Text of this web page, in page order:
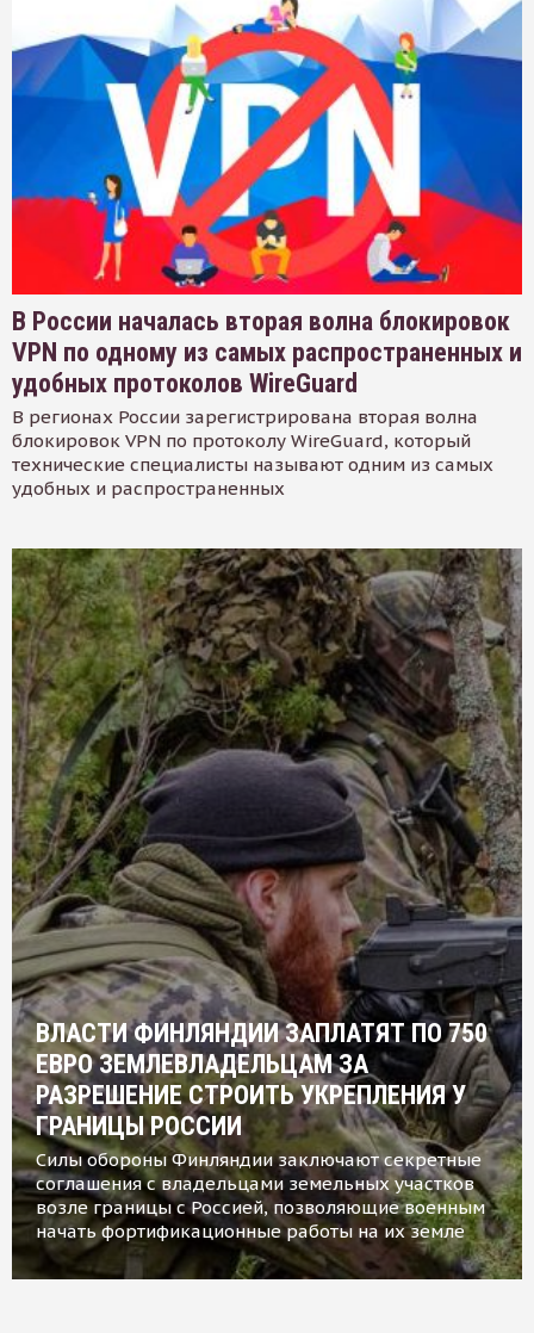
В России началась вторая волна блокировок
VPN по одному из самых распространенных и
удобных протоколов WireGuard
В регионах России зарегистрирована вторая волна
блокировок VPN по протоколу WireGuard, который
технические специалисты называют одним из самых
удобных и распространенных
ВЛАСТИ ФИНЛЯНДИИ ЗАПЛАТЯТ ПО 750
ЕВРО ЗЕМЛЕВЛАДЕЛЬЦАМ ЗА
РАЗРЕШЕНИЕ СТРОИТЬ УКРЕПЛЕНИЯ У
ГРАНИЦЫ РОССИИ
Силы обороны Финляндии заключают секретные
соглашения с владельцами земельных участков
возле границы с Россией, позволяющие военным
начать фортификационные работы на их земле